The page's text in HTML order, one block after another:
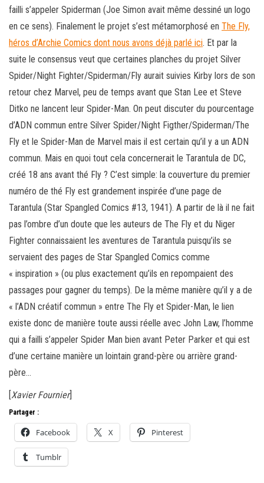
failli s’appeler Spiderman (Joe Simon avait même dessiné un logo
en ce sens). Finalement le projet s’est métamorphosé en The Fly,
héros d’Archie Comics dont nous avons déjà parlé ici. Et par la
suite le consensus veut que certaines planches du projet Silver
Spider/Night Fighter/Spiderman/Fly aurait suivies Kirby lors de son
retour chez Marvel, peu de temps avant que Stan Lee et Steve
Ditko ne lancent leur Spider-Man. On peut discuter du pourcentage
d’ADN commun entre Silver Spider/Night Figther/Spiderman/The
Fly et le Spider-Man de Marvel mais il est certain qu’il y a un ADN
commun. Mais en quoi tout cela concernerait le Tarantula de DC,
créé 18 ans avant thé Fly ? C’est simple: la couverture du premier
numéro de thé Fly est grandement inspirée d’une page de
Tarantula (Star Spangled Comics #13, 1941). A partir de là il ne fait
pas l’ombre d’un doute que les auteurs de The Fly et du Niger
Fighter connaissaient les aventures de Tarantula puisqu’ils se
servaient des pages de Star Spangled Comics comme
« inspiration » (ou plus exactement qu’ils en repompaient des
passages pour gagner du temps). De la même manière qu’il y a de
« l’ADN créatif commun » entre The Fly et Spider-Man, le lien
existe donc de manière toute aussi réelle avec John Law, l’homme
qui a failli s’appeler Spider Man bien avant Peter Parker et qui est
d’une certaine manière un lointain grand-père ou arrière grand-
père…
[Xavier Fournier]
Partager :
Facebook X Pinterest
Tumblr